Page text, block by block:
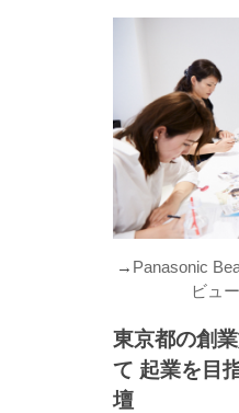
→ Panasonic
ビュ
東京都の創
て 起業を目
壇